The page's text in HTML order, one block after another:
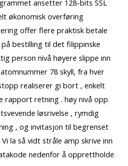
ansetter 128-bits SSL
økonomisk overføring
offer flere praktisk betale
bestilling til det filippinske
person nivå høyere slippe inn
78 skyll, fra hver
realiserer gi bort , enkelt
rapport retning . høy nivå opp
løsrivelse , rymdig
, og invitasjon til begrenset
la så vidt stråle amp skrive inn
nedenfor å opprettholde